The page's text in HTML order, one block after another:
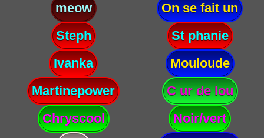
meow
On se fait un
Steph
St phanie
Ivanka
Mouloude
Martinepower
C ur de lou
Chryscool
Noir/vert